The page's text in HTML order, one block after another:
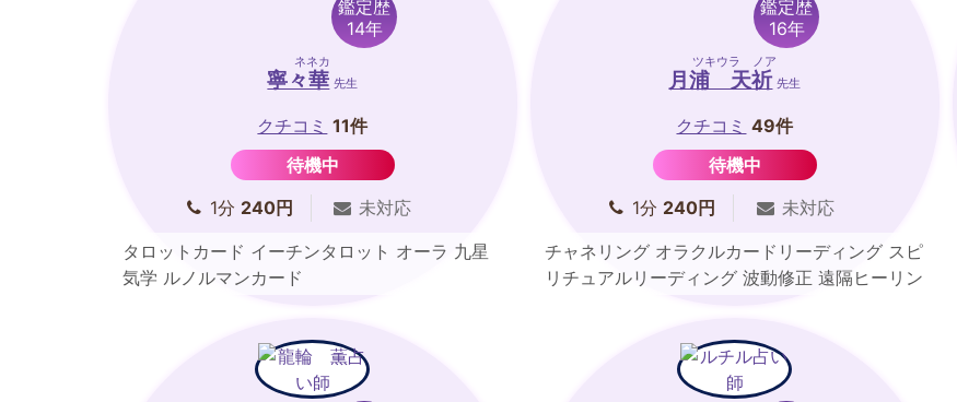
鑑定歴
14年
ネネカ
寧々華 先生
クチコミ 11件
待機中
1分 240円
未対応
タロットカード イーチンタロット オーラ 九星
気学 ルノルマンカード
鑑定歴
16年
ツキウラ ノア
月浦 天祈 先生
クチコミ 49件
待機中
1分 240円
未対応
チャネリング オラクルカードリーディング スピ
リチュアルリーディング 波動修正 遠隔ヒーリン